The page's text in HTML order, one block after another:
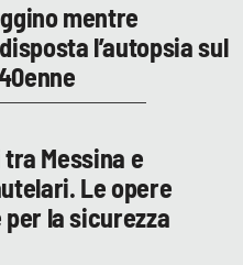
mentre
l’autopsia sul
Messina e
Le opere
la sicurezza